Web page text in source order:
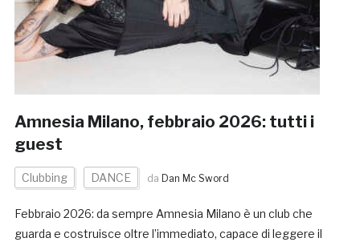
Amnesia Milano, febbraio 2026: tutti i
guest
Clubbing DANCE da Dan Mc Sword
Febbraio 2026: da sempre Amnesia Milano è un club che
guarda e costruisce oltre l’immediato, capace di leggere il